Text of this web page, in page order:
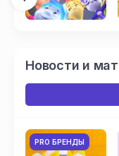
Новости и
PRO БРЕНДЫ